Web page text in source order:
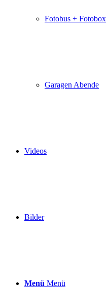
Fotobus + Fotobox
Garagen Abende
Videos
Bilder
Menü Menü